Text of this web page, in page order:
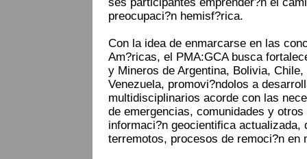
preocupaci?n hemisf?rica.
Con la idea de enmarcarse en las
Am?ricas, el PMA:GCA busca
y Mineros de Argentina, Bolivia,
Venezuela, promovi?ndolos a
multidisciplinarios acorde con las
de emergencias, comunidades y
informaci?n geocientifica actualizada,
terremotos, procesos de remoci?n en